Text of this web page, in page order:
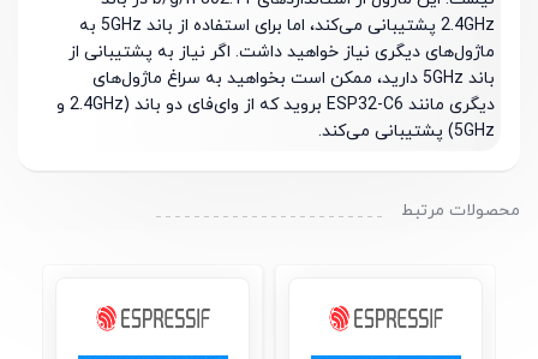
2.4GHz پشتیبانی می‌کند، اما برای استفاده از باند 5GHz به
ماژول‌های دیگری نیاز خواهید داشت. اگر نیاز به پشتیبانی از
باند 5GHz دارید، ممکن است بخواهید به سراغ ماژول‌های
دیگری مانند ESP32-C6 بروید که از وای‌فای دو باند (2.4GHz و
5GHz) پشتیبانی می‌کند.
محصولات مرتبط